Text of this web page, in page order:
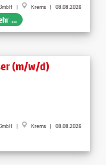
| Krems | 08.08.2026
...
(m/w/d)
| Krems | 08.08.2026